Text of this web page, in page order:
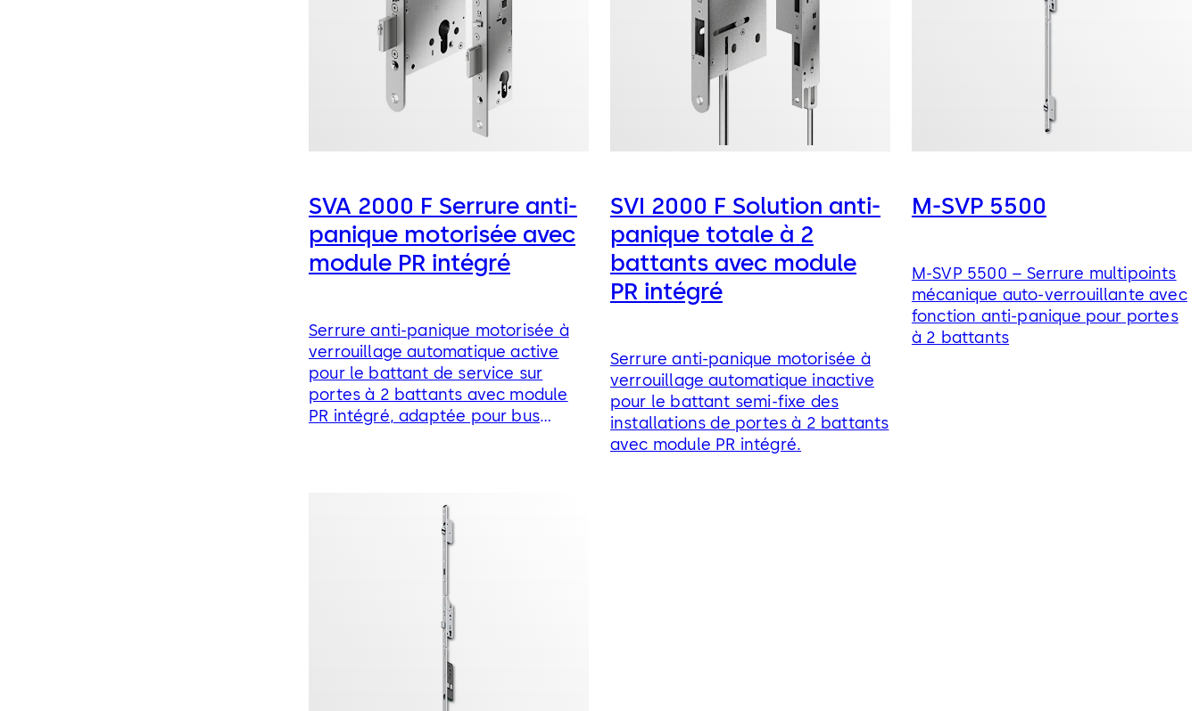
SVA 2000 F Serrure anti-
panique motorisée avec
module PR intégré
Serrure anti-panique motorisée à
verrouillage automatique active
pour le battant de service sur
portes à 2 battants avec module
PR intégré, adaptée pour bus
SVI 2000 F Solution anti-
panique totale à 2
battants avec module
PR intégré
Serrure anti-panique motorisée à
verrouillage automatique inactive
pour le battant semi-fixe des
installations de portes à 2 battants
avec module PR intégré.
M-SVP 5500
M-SVP 5500 – Serrure multipoints
mécanique auto-verrouillante avec
fonction anti-panique pour portes
à 2 battants